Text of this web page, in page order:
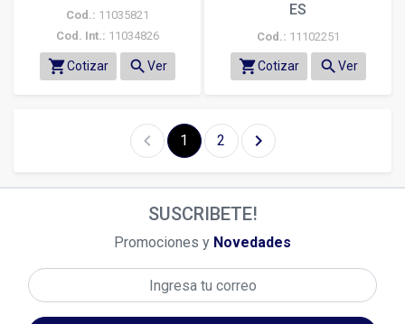
Cod.: 11035821
Cod. Int.: 11034826
shopping_cartCotizar search Ver
ES
Cod.: 11102251
shopping_cartCotizar search Ver
chevron_left 1 2 chevron_right
SUSCRIBETE!
Promociones y Novedades